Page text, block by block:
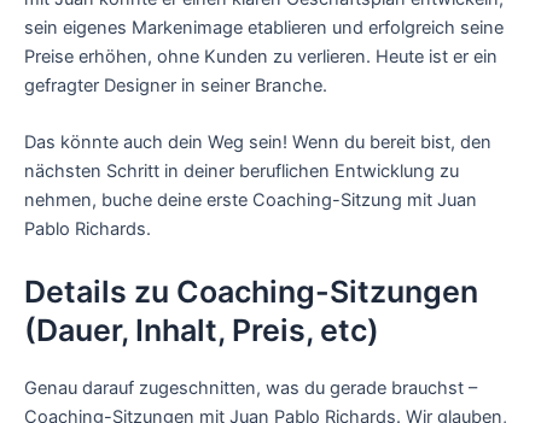
sein eigenes Markenimage etablieren und erfolgreich seine
Preise erhöhen, ohne Kunden zu verlieren. Heute ist er ein
gefragter Designer in seiner Branche.
Das könnte auch dein Weg sein! Wenn du bereit bist, den
nächsten Schritt in deiner beruflichen Entwicklung zu
nehmen, buche deine erste Coaching-Sitzung mit Juan
Pablo Richards.
Details zu Coaching-Sitzungen
(Dauer, Inhalt, Preis, etc)
Genau darauf zugeschnitten, was du gerade brauchst –
Coaching-Sitzungen mit Juan Pablo Richards. Wir glauben,